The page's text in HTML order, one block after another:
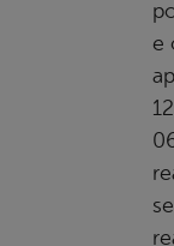
e